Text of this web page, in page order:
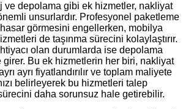
ve depolama gibi ek hizmetler, nakliyat
unsurlardır. Profesyonel paketleme
görmesini engellerken, mobilya
de taşınma sürecini kolaylaştırır.
olan durumlarda ise depolama
girer. Bu ek hizmetlerin her biri, nakliyat
ayrı fiyatlandırılır ve toplam maliyete
belirleyerek bu hizmetleri talep
daha sorunsuz hale getirebilir.